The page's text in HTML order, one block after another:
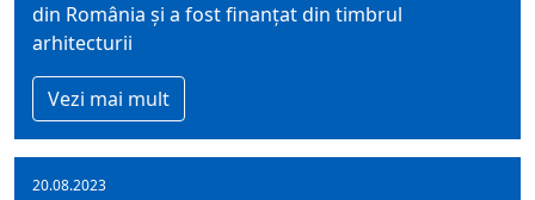
din România și a fost finanțat din timbrul
arhitecturii
Vezi mai mult
20.08.2023